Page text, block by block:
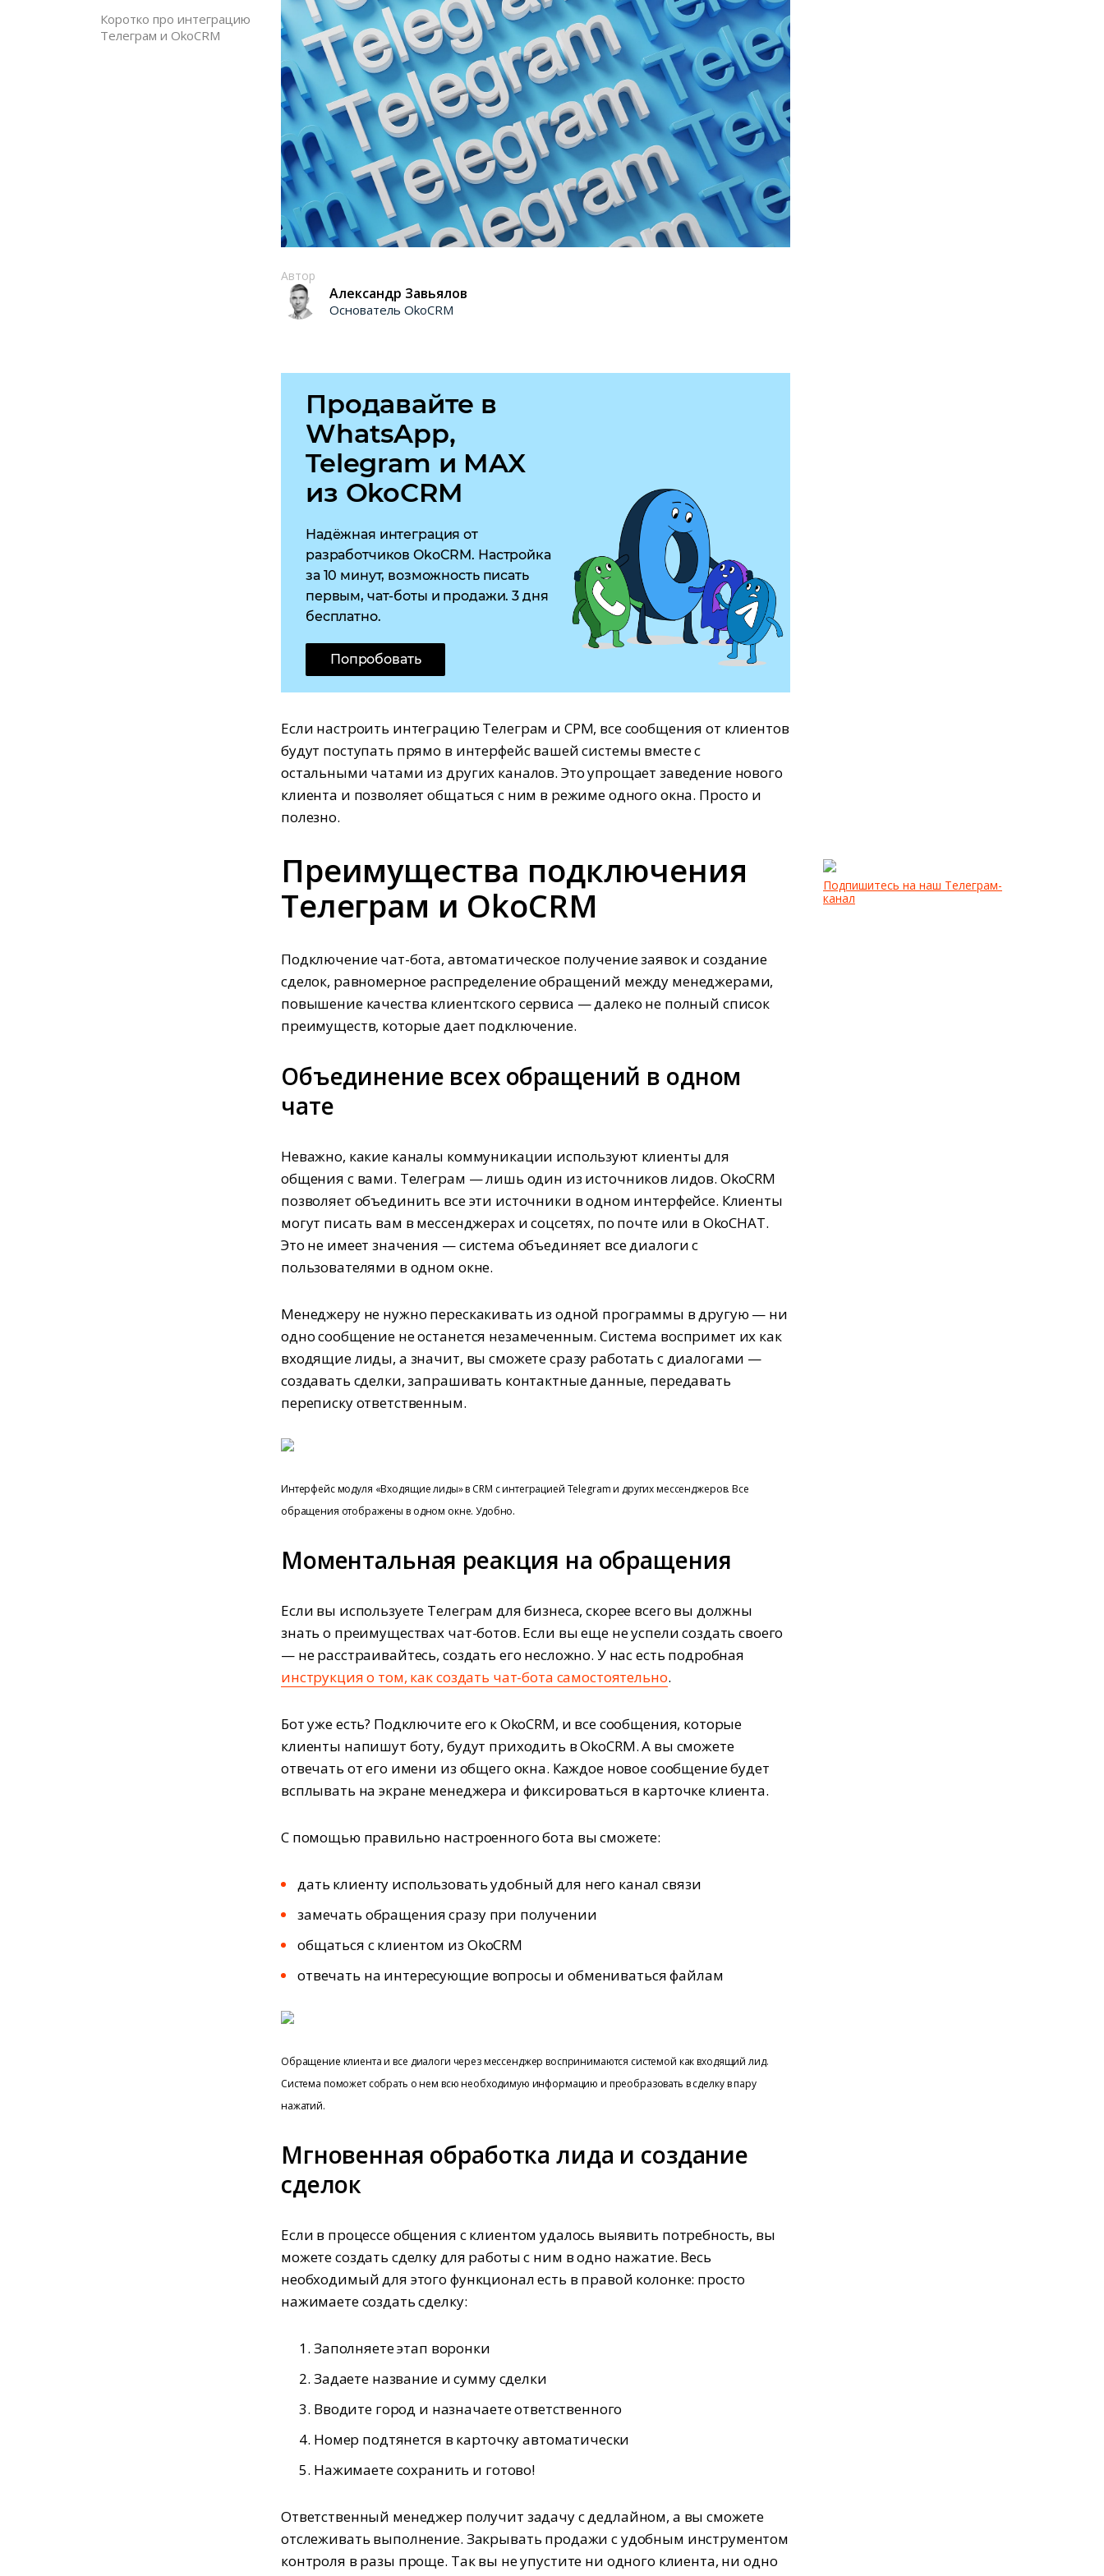
Коротко про интеграцию
Телеграм и OkoCRM
Автор
Александр Завьялов
Основатель OkoCRM
Продавайте в
WhatsApp,
Telegram и MAX
из OkoCRM
Надёжная интеграция от
разработчиков OkoCRM. Настройка
за 10 минут, возможность писать
первым, чат-боты и продажи. 3 дня
бесплатно.
Попробовать
Если настроить интеграцию Телеграм и СРМ, все сообщения от клиентов
будут поступать прямо в интерфейс вашей системы вместе с
остальными чатами из других каналов. Это упрощает заведение нового
клиента и позволяет общаться с ним в режиме одного окна. Просто и
полезно.
Преимущества подключения
Телеграм и OkoCRM
Подключение чат-бота, автоматическое получение заявок и создание
сделок, равномерное распределение обращений между менеджерами,
повышение качества клиентского сервиса — далеко не полный список
преимуществ, которые дает подключение.
Объединение всех обращений в одном
чате
Неважно, какие каналы коммуникации используют клиенты для
общения с вами. Телеграм — лишь один из источников лидов. OkoCRM
позволяет объединить все эти источники в одном интерфейсе. Клиенты
могут писать вам в мессенджерах и соцсетях, по почте или в OkoCHAT.
Это не имеет значения — система объединяет все диалоги с
пользователями в одном окне.
Менеджеру не нужно перескакивать из одной программы в другую — ни
одно сообщение не останется незамеченным. Система воспримет их как
входящие лиды, а значит, вы сможете сразу работать с диалогами —
создавать сделки, запрашивать контактные данные, передавать
переписку ответственным.
Интерфейс модуля «Входящие лиды» в CRM с интеграцией Telegram и других мессенджеров. Все
обращения отображены в одном окне. Удобно.
Моментальная реакция на обращения
Если вы используете Телеграм для бизнеса, скорее всего вы должны
знать о преимуществах чат-ботов. Если вы еще не успели создать своего
— не расстраивайтесь, создать его несложно. У нас есть подробная
инструкция о том, как создать чат-бота самостоятельно.
Бот уже есть? Подключите его к OkoCRM, и все сообщения, которые
клиенты напишут боту, будут приходить в OkoCRM. А вы сможете
отвечать от его имени из общего окна. Каждое новое сообщение будет
всплывать на экране менеджера и фиксироваться в карточке клиента.
С помощью правильно настроенного бота вы сможете:
дать клиенту использовать удобный для него канал связи
замечать обращения сразу при получении
общаться с клиентом из OkoCRM
отвечать на интересующие вопросы и обмениваться файлам
Обращение клиента и все диалоги через мессенджер воспринимаются системой как входящий лид.
Система поможет собрать о нем всю необходимую информацию и преобразовать в сделку в пару
нажатий.
Мгновенная обработка лида и создание
сделок
Если в процессе общения с клиентом удалось выявить потребность, вы
можете создать сделку для работы с ним в одно нажатие. Весь
необходимый для этого функционал есть в правой колонке: просто
нажимаете создать сделку:
Заполняете этап воронки
Задаете название и сумму сделки
Вводите город и назначаете ответственного
Номер подтянется в карточку автоматически
Нажимаете сохранить и готово!
Ответственный менеджер получит задачу с дедлайном, а вы сможете
отслеживать выполнение. Закрывать продажи с удобным инструментом
контроля в разы проще. Так вы не упустите ни одного клиента, ни одно
Подпишитесь на наш Телеграм-
канал